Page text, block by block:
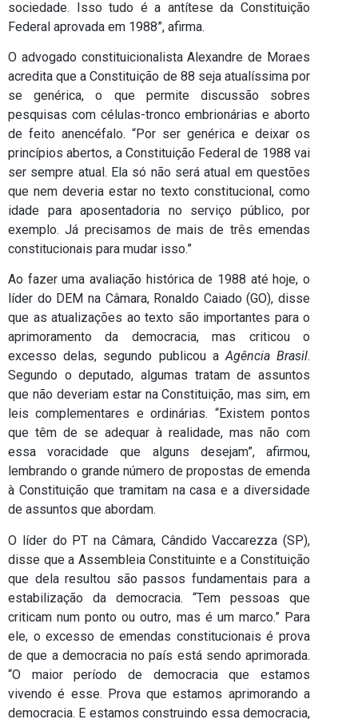
sociedade. Isso tudo é a antítese da Constituição
Federal aprovada em 1988”, afirma.
O advogado constituicionalista Alexandre de Moraes
acredita que a Constituição de 88 seja atualíssima por
se genérica, o que permite discussão sobres
pesquisas com células-tronco embrionárias e aborto
de feito anencéfalo. “Por ser genérica e deixar os
princípios abertos, a Constituição Federal de 1988 vai
ser sempre atual. Ela só não será atual em questões
que nem deveria estar no texto constitucional, como
idade para aposentadoria no serviço público, por
exemplo. Já precisamos de mais de três emendas
constitucionais para mudar isso.”
Ao fazer uma avaliação histórica de 1988 até hoje, o
líder do DEM na Câmara, Ronaldo Caiado (GO), disse
que as atualizações ao texto são importantes para o
aprimoramento da democracia, mas criticou o
excesso delas, segundo publicou aAgência Brasil.
Segundo o deputado, algumas tratam de assuntos
que não deveriam estar na Constituição, mas sim, em
leis complementares e ordinárias. “Existem pontos
que têm de se adequar à realidade, mas não com
essa voracidade que alguns desejam”, afirmou,
lembrando o grande número de propostas de emenda
à Constituição que tramitam na casa e a diversidade
de assuntos que abordam.
O líder do PT na Câmara, Cândido Vaccarezza (SP),
disse que a Assembleia Constituinte e a Constituição
que dela resultou são passos fundamentais para a
estabilização da democracia. “Tem pessoas que
criticam num ponto ou outro, mas é um marco.” Para
ele, o excesso de emendas constitucionais é prova
de que a democracia no país está sendo aprimorada.
“O maior período de democracia que estamos
vivendo é esse. Prova que estamos aprimorando a
democracia. E estamos construindo essa democracia,